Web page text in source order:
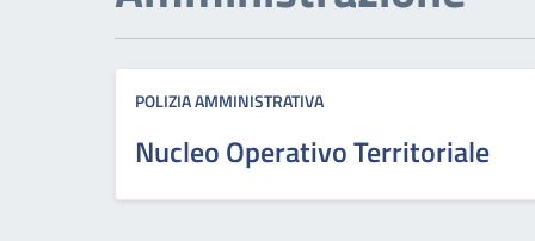
POLIZIA AMMINISTRATIVA
Nucleo Operativo Territoriale